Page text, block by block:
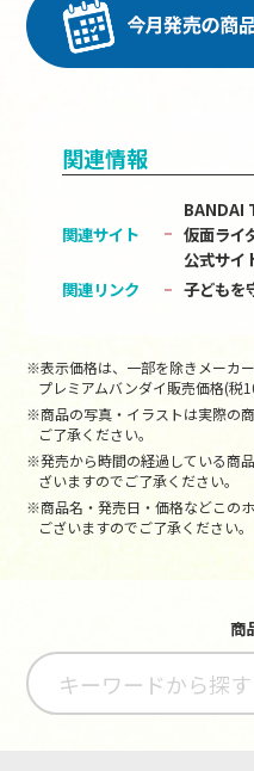
関連情報
関連サイト
BANDAI
仮面ライ
公式サイ
関連リンク
子どもを
※表示価格は、一部を除きメーカ
プレミアムバンダイ販売価格(税
※商品の写真・イラストは実際の
ご了承ください。
※発売から時間の経過している商
ざいますのでご了承ください。
※商品名・発売日・価格などこの
ございますのでご了承ください。
商